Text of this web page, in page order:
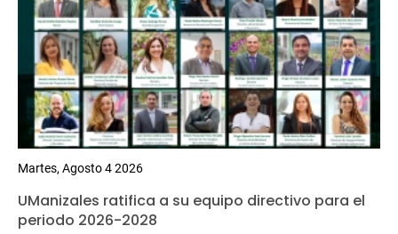
Martes, Agosto 4 2026
UManizales ratifica a su equipo directivo para el
periodo 2026-2028